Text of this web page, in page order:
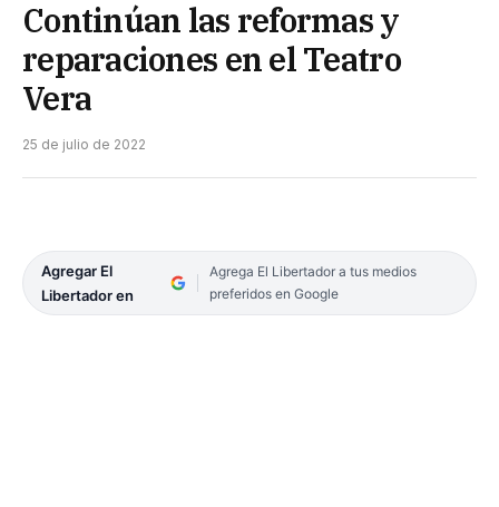
Continúan las reformas y
reparaciones en el Teatro
Vera
25 de julio de 2022
Agregar El
Libertador en
Agrega El Libertador a tus medios
preferidos en Google